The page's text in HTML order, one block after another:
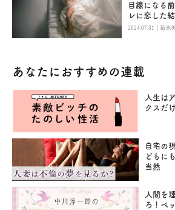
目線になる
レに恋した
2024.07.31 |菊池
あなたにおすすめの連載
人生は
クスだ
自宅の
どもに
当然
人間を
ろ！ベ